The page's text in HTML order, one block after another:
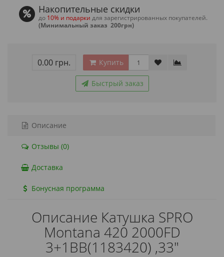
Накопительные скидки
до 10% и подарки для зарегистрированных покупателей.
(Минимальный заказ 200грн)
0.00 грн. Купить
Быстрый заказ
Описание
Отзывы (0)
Доставка
Бонусная программа
Описание Катушка SPRO
Montana 420 2000FD
3+1BB(1183420) ,33"